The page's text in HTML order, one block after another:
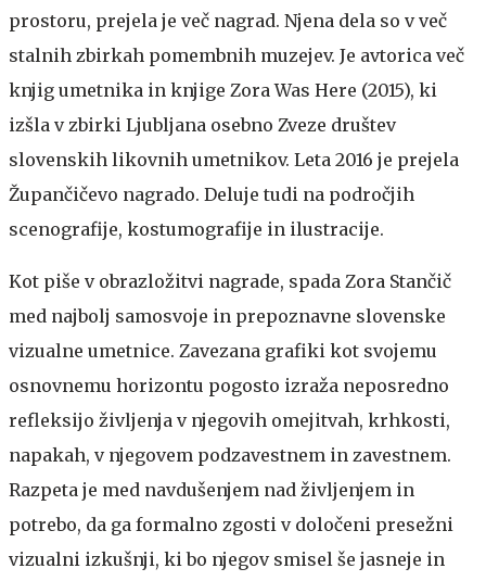
prostoru, prejela je več nagrad. Njena dela so v več
stalnih zbirkah pomembnih muzejev. Je avtorica več
knjig umetnika in knjige Zora Was Here (2015), ki
izšla v zbirki Ljubljana osebno Zveze društev
slovenskih likovnih umetnikov. Leta 2016 je prejela
Župančičevo nagrado. Deluje tudi na področjih
scenografije, kostumografije in ilustracije.
Kot piše v obrazložitvi nagrade, spada Zora Stančič
med najbolj samosvoje in prepoznavne slovenske
vizualne umetnice. Zavezana grafiki kot svojemu
osnovnemu horizontu pogosto izraža neposredno
refleksijo življenja v njegovih omejitvah, krhkosti,
napakah, v njegovem podzavestnem in zavestnem.
Razpeta je med navdušenjem nad življenjem in
potrebo, da ga formalno zgosti v določeni presežni
vizualni izkušnji, ki bo njegov smisel še jasneje in